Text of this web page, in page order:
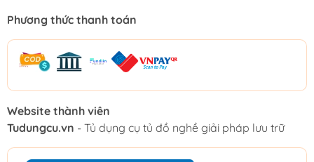
Phương thức thanh toán
Website thành viên
Tudungcu.vn - Tủ dụng cụ tủ đồ nghề giải pháp lưu trữ